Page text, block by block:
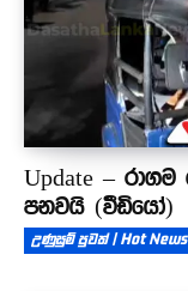
Update –
පනවයි (වීඩියෝ)
උණුසුම් පුවත් | Hot News